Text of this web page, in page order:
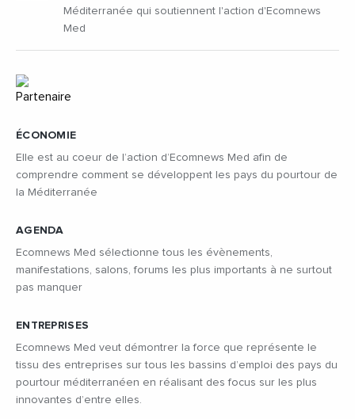
ÉCONOMIE
Elle est au coeur de l’action d’Ecomnews Med afin de
comprendre comment se développent les pays du pourtour de
la Méditerranée
AGENDA
Ecomnews Med sélectionne tous les évènements,
manifestations, salons, forums les plus importants à ne surtout
pas manquer
ENTREPRISES
Ecomnews Med veut démontrer la force que représente le
tissu des entreprises sur tous les bassins d’emploi des pays du
pourtour méditerranéen en réalisant des focus sur les plus
innovantes d’entre elles.
Méditerranée qui soutiennent l'action d'Ecomnews
Med